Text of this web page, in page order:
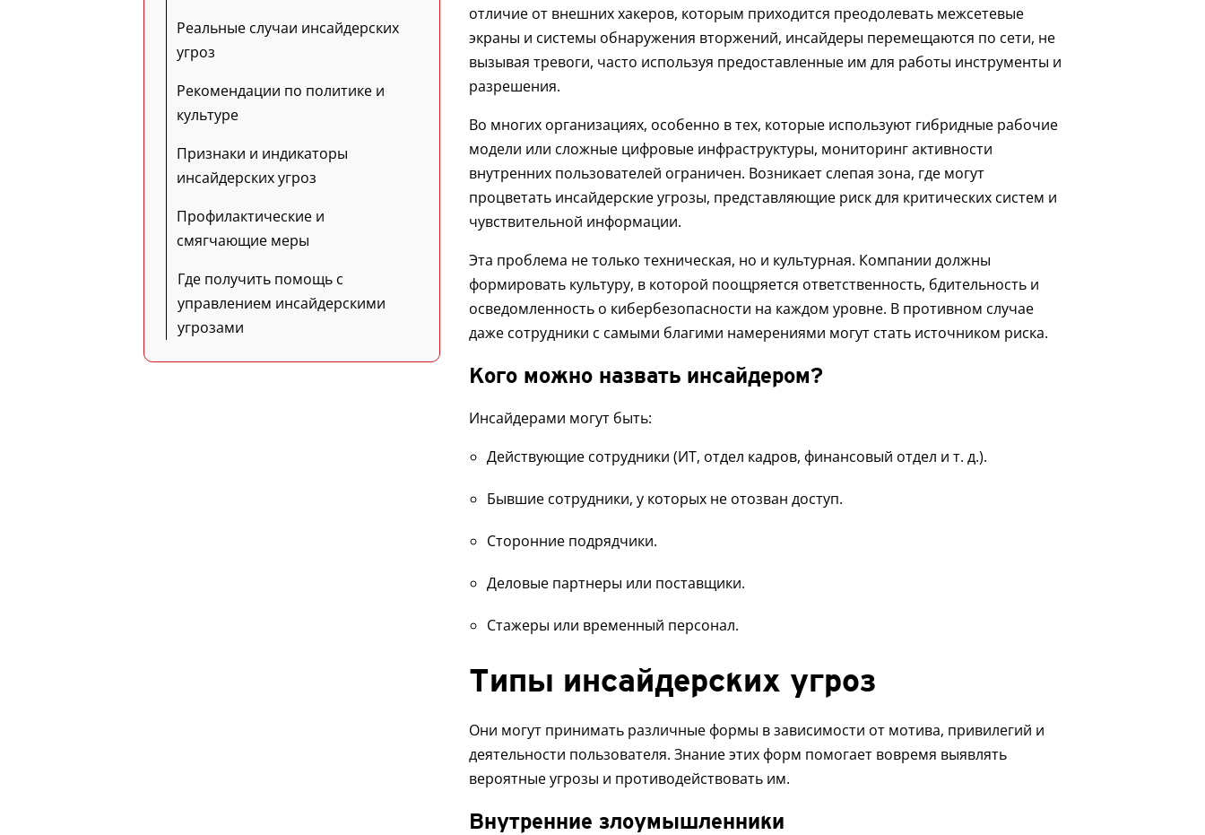
Реальные случаи инсайдерских
угроз
Рекомендации по политике и
культуре
Признаки и индикаторы
инсайдерских угроз
Профилактические и
смягчающие меры
Где получить помощь с
управлением инсайдерскими
угрозами
отличие от внешних хакеров, которым приходится преодолевать межсетевые
экраны и системы обнаружения вторжений, инсайдеры перемещаются по сети, не
вызывая тревоги, часто используя предоставленные им для работы инструменты и
разрешения.
Во многих организациях, особенно в тех, которые используют гибридные рабочие
модели или сложные цифровые инфраструктуры, мониторинг активности
внутренних пользователей ограничен. Возникает слепая зона, где могут
процветать инсайдерские угрозы, представляющие риск для критических систем и
чувствительной информации.
Эта проблема не только техническая, но и культурная. Компании должны
формировать культуру, в которой поощряется ответственность, бдительность и
осведомленность о кибербезопасности на каждом уровне. В противном случае
даже сотрудники с самыми благими намерениями могут стать источником риска.
Кого можно назвать инсайдером?
Инсайдерами могут быть:
Действующие сотрудники (ИТ, отдел кадров, финансовый отдел и т. д.).
Бывшие сотрудники, у которых не отозван доступ.
Сторонние подрядчики.
Деловые партнеры или поставщики.
Стажеры или временный персонал.
Типы инсайдерских угроз
Они могут принимать различные формы в зависимости от мотива, привилегий и
деятельности пользователя. Знание этих форм помогает вовремя выявлять
вероятные угрозы и противодействовать им.
Внутренние злоумышленники